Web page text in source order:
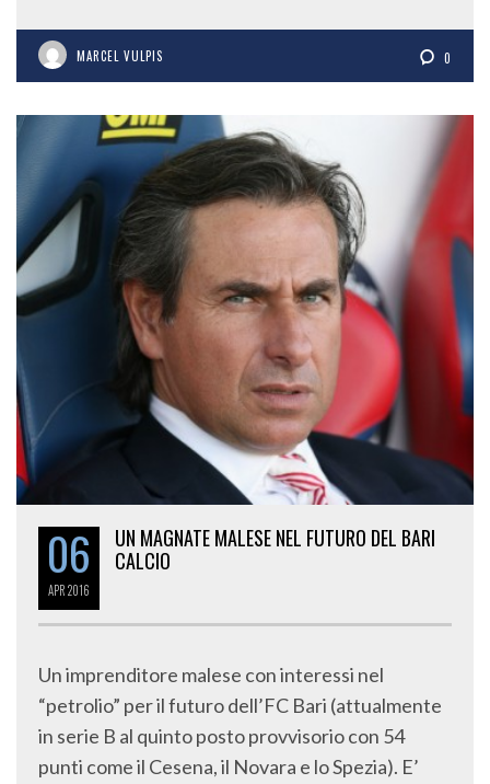
MARCEL VULPIS 0
06
APR2016
UN MAGNATE MALESE NEL FUTURO DEL BARI
CALCIO
Un imprenditore malese con interessi nel
“petrolio” per il futuro dell’FC Bari (attualmente
in serie B al quinto posto provvisorio con 54
punti come il Cesena, il Novara e lo Spezia). E’